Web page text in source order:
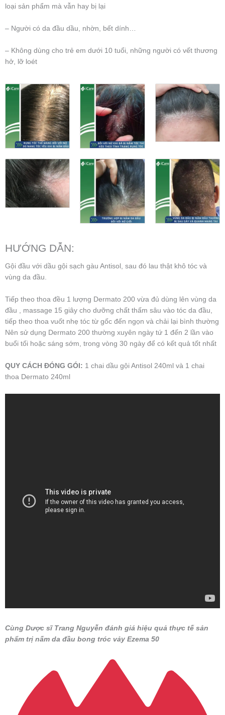
loại sản phẩm mà vẫn hay bị lại
– Người có da đầu dầu, nhờn, bết dính…
– Không dùng cho trẻ em dưới 10 tuổi, những người có vết thương
hở, lỡ loét
HƯỚNG DẪN:
Gội đầu với dầu gội sạch gàu Antisol, sau đó lau thật khô tóc và
vùng da đầu.
Tiếp theo thoa đều 1 lượng Dermato 200 vừa đủ dùng lên vùng da
đầu , massage 15 giây cho dưỡng chất thấm sâu vào tóc da đầu,
tiếp theo thoa vuốt nhẹ tóc từ gốc đến ngọn và chải lại bình thường
Nên sử dụng Dermato 200 thường xuyên ngày tứ 1 đến 2 lần vào
buổi tối hoặc sáng sớm, trong vòng 30 ngày để có kết quả tốt nhất
QUY CÁCH ĐÓNG GÓI: 1 chai dầu gội Antisol 240ml và 1 chai
thoa Dermato 240ml
Cùng Dược sĩ Trang Nguyễn đánh giá hiệu quả thực tế sản
phẩm trị nấm da đầu bong tróc vảy Ezema 50